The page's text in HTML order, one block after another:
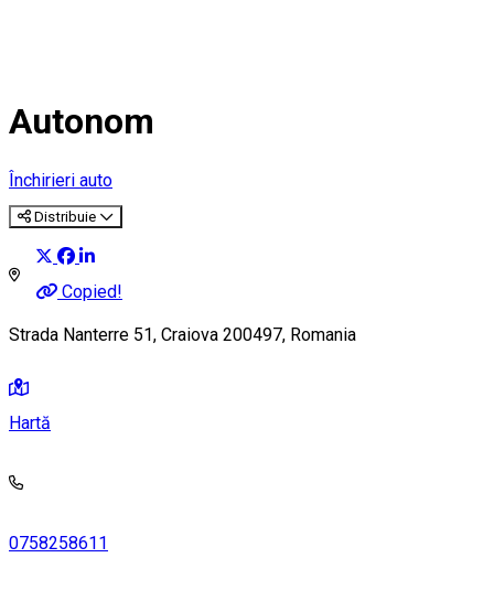
Autonom
Închirieri auto
Distribuie
Copied!
Strada Nanterre 51, Craiova 200497, Romania
Hartă
0758258611